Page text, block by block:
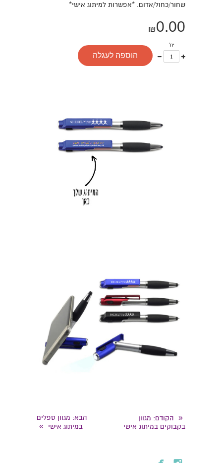
שחור/כחול/אדום. *אפשרות למיתוג אישי*
₪0.00
יח'
אחד
פחות
אחד
הוספה לעגלה
« הקודם: מגוון
בקבוקים במיתוג אישי
הבא: מגוון ספלים
במיתוג אישי
»